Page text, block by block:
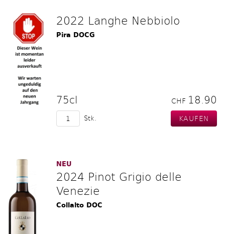
2022 Langhe Nebbiolo
Pira DOCG
75cl CHF 18.90
Stk.
NEU
2024 Pinot Grigio delle
Venezie
Collalto DOC